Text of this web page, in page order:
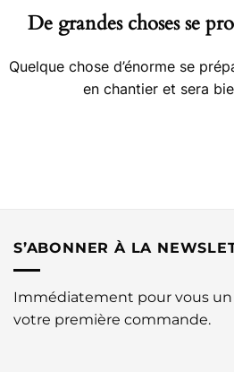
De grandes choses se
Quelque chose d’énorme se
en chantier et sera
S’ABONNER À LA
Immédiatement pour vous un
votre première commande.